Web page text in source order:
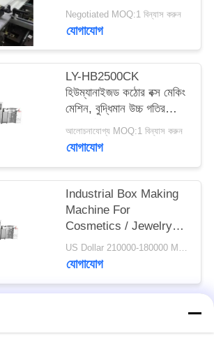
Fiber Positioning
System
Negotiated MOQ:1 বিন্যাস করুন
যোগাযোগ
LY-HB2500CK
হিউম্যানাইজড কঠোর বক্স মেকিং
মেশিন, বুদ্ধিমান উচ্চ গতির
পিচবোর্ড বক্স তৈরি
আলোচনাযোগ্য MOQ:1 বিন্যাস করুন
যোগাযোগ
Industrial Box Making
Machine For
Cosmetics / Jewelry
Boxes Manufacturing US Dollar 210000-180000 MOQ:1 বিন্যাস করুন
যোগাযোগ